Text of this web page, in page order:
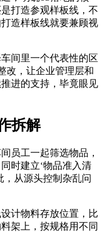
打造参观样板线，不
造样板线就要兼顾视
间里一个代表性的区
改，让企业管理层和
进的支持，毕竟眼见
拆解
员工一起筛选物品，
时建立‘物品准入清
，从源头控制杂乱问
计物料存放位置，比
架上，按规格用不同